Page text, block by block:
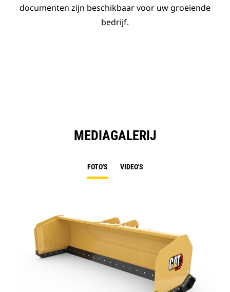
documenten zijn beschikbaar voor uw groeiende
bedrijf.
MEDIAGALERIJ
FOTO'S VIDEO'S